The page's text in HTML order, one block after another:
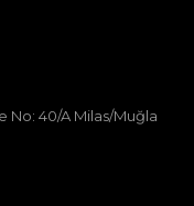
No: 40/A Milas/Muğla